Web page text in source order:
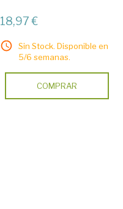
18,97 €
Sin Stock. Disponible en
5/6 semanas.
COMPRAR